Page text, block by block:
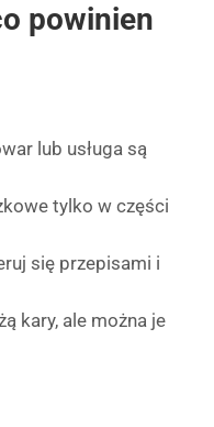
powinien
lub usługa są
tylko w części
się przepisami i
kary, ale można je